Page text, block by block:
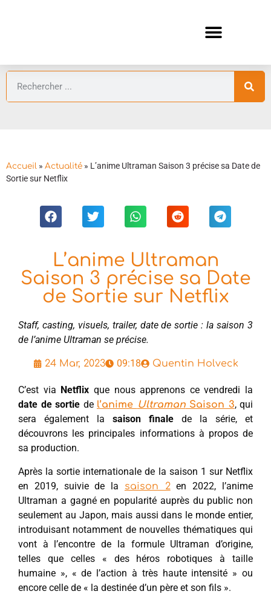
Accueil » Actualité » L’anime Ultraman Saison 3 précise sa Date de
Sortie sur Netflix
L’anime Ultraman
Saison 3 précise sa Date
de Sortie sur Netflix
Staff, casting, visuels, trailer, date de sortie : la saison 3
de l’anime Ultraman se précise.
24 Mar, 2023 09:18 Quentin Holveck
C’est via Netflix que nous apprenons ce vendredi la
date de sortie de l’anime UltramanSaison 3, qui
sera également la saison finale de la série, et
découvrons les principales informations à propos de
sa production.
Après la sortie internationale de la saison 1 sur Netflix
en 2019, suivie de la saison 2en 2022, l’anime
Ultraman a gagné en popularité auprès du public non
seulement au Japon, mais aussi dans le monde entier,
introduisant notamment de nouvelles thématiques qui
vont à l’encontre de la formule Ultraman d’origine,
telles que celles « des héros robotiques à taille
humaine », « de l’action à très haute intensité » ou
encore celle de « la destinée d’un père et son fils ».